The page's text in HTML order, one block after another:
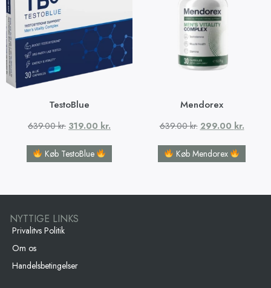
TestoBlue
639.00kr. 319.00 kr.
Køb TestoBlue
Mendorex
639.00kr. 299.00 kr.
Køb Mendorex
NYTTIGE LINKS
Privalitvs Politik
Om os
Handelsbetingelser